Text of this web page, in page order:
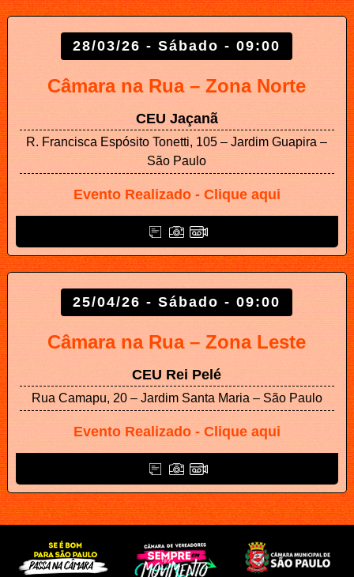
28/03/26 - Sábado - 09:00
Câmara na Rua – Zona Norte
CEU Jaçanã
R. Francisca Espósito Tonetti, 105 – Jardim Guapira –
São Paulo
Evento Realizado - Clique aqui
25/04/26 - Sábado - 09:00
Câmara na Rua – Zona Leste
CEU Rei Pelé
Rua Camapu, 20 – Jardim Santa Maria – São Paulo
Evento Realizado - Clique aqui